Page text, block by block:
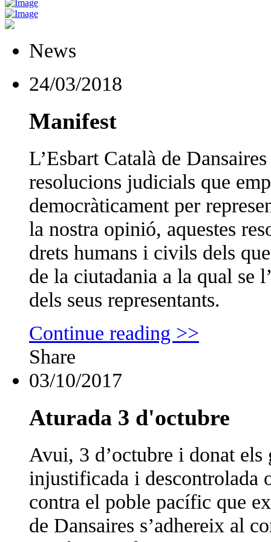
News
24/03/2018
Manifest
L’Esbart Català de
resolucions judicials que
democràticament per
la nostra opinió, aquestes
drets humans i civils dels
de la ciutadania a la qual se
dels seus representants.
Continue reading >>
Share
03/10/2017
Aturada 3 d'octubre
Avui, 3 d’octubre i donat
injustificada i descontrolada
contra el poble pacífic que
de Dansaires s’adhereix al